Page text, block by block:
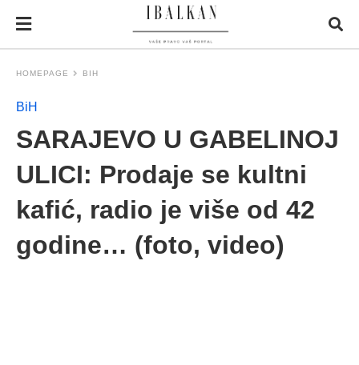
HOMEPAGE BIH
BiH
SARAJEVO U GABELINOJ
ULICI: Prodaje se kultni
kafić, radio je više od 42
godine… (foto, video)